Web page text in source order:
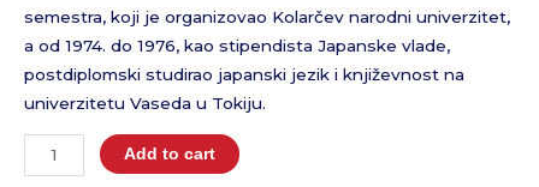
semestra, koji je organizovao Kolarčev narodni univerzitet,
a od 1974. do 1976, kao stipendista Japanske vlade,
postdiplomski studirao japanski jezik i književnost na
univerzitetu Vaseda u Tokiju.
Add to cart